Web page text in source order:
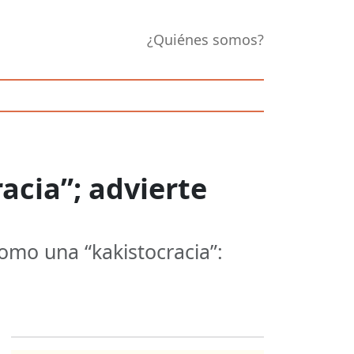
¿Quiénes somos?
advierte
una “kakistocracia”: